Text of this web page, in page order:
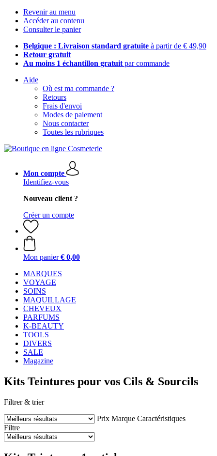
Revenir au menu
Accéder au contenu
Consulter le panier
Belgique : Livraison standard gratuite à partir de € 49,90
Retour gratuit
Au moins 1 échantillon gratuit par commande
Aide
Où est ma commande ?
Retours
Frais d'envoi
Modes de paiement
Nous contacter
Toutes les rubriques
Mon compte
Identifiez-vous
Nouveau client ?
Créer un compte
Mon panier € 0,00
MARQUES
VOYAGE
SOINS
MAQUILLAGE
CHEVEUX
PARFUMS
K-BEAUTY
TOOLS
DIVERS
SALE
Magazine
Kits Teintures pour vos Cils & Sourcils
Filtrer & trier
Prix Marque Caractéristiques
Filtre